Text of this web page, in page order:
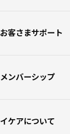
お客さまサポート
メンバーシップ
イケアについて